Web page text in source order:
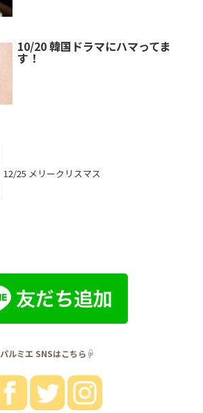
10/20 韓国ドラマにハマってま
す！
12/25 メリークリスマス
パルミエ SNSはこちら☟